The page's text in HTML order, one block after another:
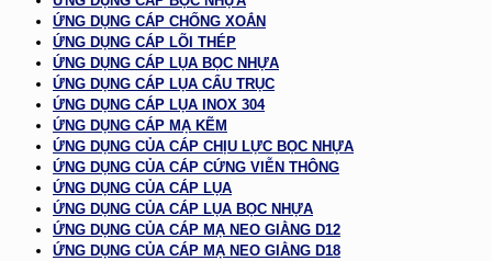
ỨNG DỤNG CÁP CHỐNG XOẮN
ỨNG DỤNG CÁP LÕI THÉP
ỨNG DỤNG CÁP LỤA BỌC NHỰA
ỨNG DỤNG CÁP LỤA CẨU TRỤC
ỨNG DỤNG CÁP LỤA INOX 304
ỨNG DỤNG CÁP MẠ KẼM
ỨNG DỤNG CỦA CÁP CHỊU LỰC BỌC NHỰA
ỨNG DỤNG CỦA CÁP CỨNG VIỄN THÔNG
ỨNG DỤNG CỦA CÁP LỤA
ỨNG DỤNG CỦA CÁP LỤA BỌC NHỰA
ỨNG DỤNG CỦA CÁP MẠ NEO GIẰNG D12
ỨNG DỤNG CỦA CÁP MẠ NEO GIẰNG D18